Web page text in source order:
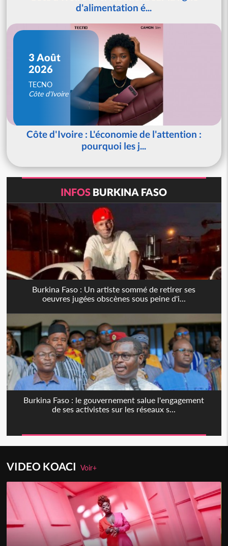
d'alimentation é...
3 Août
2026
TECNO
Côte d'Ivoire
Côte d'Ivoire : L'économie de l'attention :
pourquoi les j...
INFOS BURKINA FASO
Burkina Faso : Un artiste sommé de retirer ses
oeuvres jugées obscènes sous peine d'i...
Burkina Faso : le gouvernement salue l'engagement
de ses activistes sur les réseaux s...
VIDEO KOACIVoir+